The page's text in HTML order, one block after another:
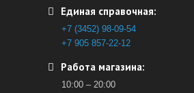
Единая справочная:
+7 (3452) 98-09-54
+7 905 857-22-12
Работа магазина:
10:00 – 20:00